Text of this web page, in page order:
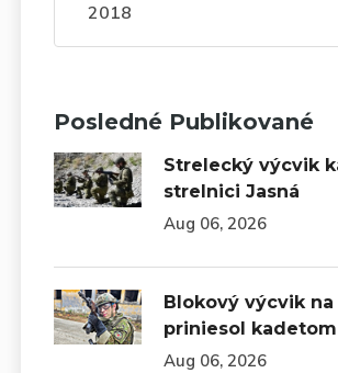
2018
Posledné Publikované
Strelecký výcvik
strelnici Jasná
Aug 06, 2026
Blokový výcvik na
priniesol
Aug 06, 2026